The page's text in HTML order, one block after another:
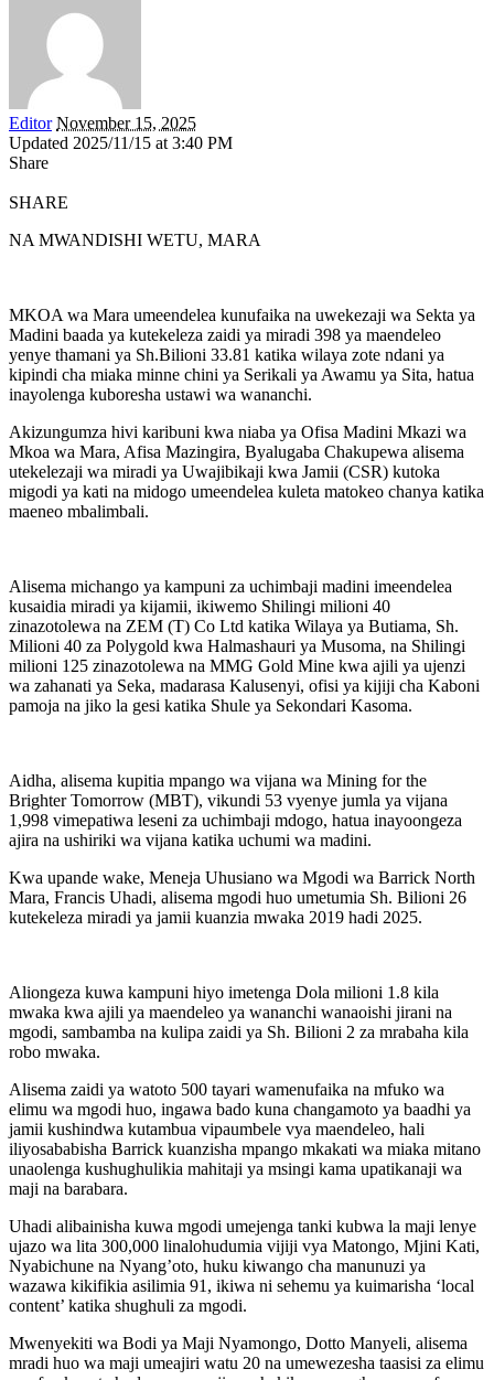
Editor November 15, 2025
Updated 2025/11/15 at 3:40 PM
Share
SHARE
NA MWANDISHI WETU, MARA
MKOA wa Mara umeendelea kunufaika na uwekezaji wa Sekta ya
Madini baada ya kutekeleza zaidi ya miradi 398 ya maendeleo
yenye thamani ya Sh.Bilioni 33.81 katika wilaya zote ndani ya
kipindi cha miaka minne chini ya Serikali ya Awamu ya Sita, hatua
inayolenga kuboresha ustawi wa wananchi.
Akizungumza hivi karibuni kwa niaba ya Ofisa Madini Mkazi wa
Mkoa wa Mara, Afisa Mazingira, Byalugaba Chakupewa alisema
utekelezaji wa miradi ya Uwajibikaji kwa Jamii (CSR) kutoka
migodi ya kati na midogo umeendelea kuleta matokeo chanya katika
maeneo mbalimbali.
Alisema michango ya kampuni za uchimbaji madini imeendelea
kusaidia miradi ya kijamii, ikiwemo Shilingi milioni 40
zinazotolewa na ZEM (T) Co Ltd katika Wilaya ya Butiama, Sh.
Milioni 40 za Polygold kwa Halmashauri ya Musoma, na Shilingi
milioni 125 zinazotolewa na MMG Gold Mine kwa ajili ya ujenzi
wa zahanati ya Seka, madarasa Kalusenyi, ofisi ya kijiji cha Kaboni
pamoja na jiko la gesi katika Shule ya Sekondari Kasoma.
Aidha, alisema kupitia mpango wa vijana wa Mining for the
Brighter Tomorrow (MBT), vikundi 53 vyenye jumla ya vijana
1,998 vimepatiwa leseni za uchimbaji mdogo, hatua inayoongeza
ajira na ushiriki wa vijana katika uchumi wa madini.
Kwa upande wake, Meneja Uhusiano wa Mgodi wa Barrick North
Mara, Francis Uhadi, alisema mgodi huo umetumia Sh. Bilioni 26
kutekeleza miradi ya jamii kuanzia mwaka 2019 hadi 2025.
Aliongeza kuwa kampuni hiyo imetenga Dola milioni 1.8 kila
mwaka kwa ajili ya maendeleo ya wananchi wanaoishi jirani na
mgodi, sambamba na kulipa zaidi ya Sh. Bilioni 2 za mrabaha kila
robo mwaka.
Alisema zaidi ya watoto 500 tayari wamenufaika na mfuko wa
elimu wa mgodi huo, ingawa bado kuna changamoto ya baadhi ya
jamii kushindwa kutambua vipaumbele vya maendeleo, hali
iliyosababisha Barrick kuanzisha mpango mkakati wa miaka mitano
unaolenga kushughulikia mahitaji ya msingi kama upatikanaji wa
maji na barabara.
Uhadi alibainisha kuwa mgodi umejenga tanki kubwa la maji lenye
ujazo wa lita 300,000 linalohudumia vijiji vya Matongo, Mjini Kati,
Nyabichune na Nyang’oto, huku kiwango cha manunuzi ya
wazawa kikifikia asilimia 91, ikiwa ni sehemu ya kuimarisha ‘local
content’ katika shughuli za mgodi.
Mwenyekiti wa Bodi ya Maji Nyamongo, Dotto Manyeli, alisema
mradi huo wa maji umeajiri watu 20 na umewezesha taasisi za elimu